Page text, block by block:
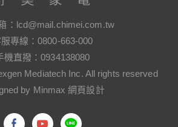
： lcd@mail.chimei.com.tw
服專線：0800-663-000
機直撥：0934138080
Mediatech Inc. All rights reserved
by Minmax 網頁設計